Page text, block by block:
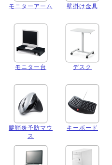
モニターアーム 壁掛け金具
モニター台 デスク
腱鞘炎予防マウ
ス
キーボード